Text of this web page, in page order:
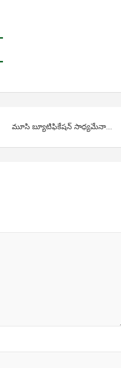
మూసి బ్యూటిఫికేషన్ సాధ్యమేనా….